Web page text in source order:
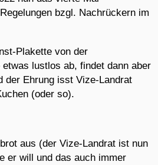
bzgl. Nachrückern im
Plakette von der
lustlos ab, findet dann aber
der Ehrung isst Vize-Landrat
(oder so).
aus (der Vize-Landrat ist nun
er will und das auch immer